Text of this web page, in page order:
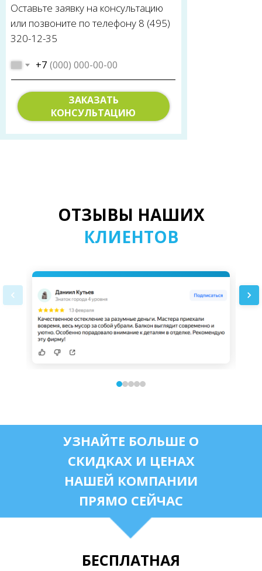
Оставьте заявку на консультацию
или позвоните по телефону 8 (495)
320-12-35
+7
ЗАКАЗАТЬ
КОНСУЛЬТАЦИЮ
ОТЗЫВЫ НАШИХ
КЛИЕНТОВ
УЗНАЙТЕ БОЛЬШЕ О
СКИДКАХ И ЦЕНАХ
НАШЕЙ КОМПАНИИ
ПРЯМО СЕЙЧАС
БЕСПЛАТНАЯ